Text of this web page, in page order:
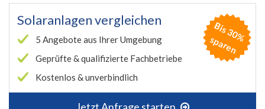
Solaranlagen vergleichen
5 Angebote aus Ihrer Umgebung
Geprüfte & qualifizierte Fachbetriebe
Kostenlos & unverbindlich
B
is
3
0
%
s
p
a
r
e
n